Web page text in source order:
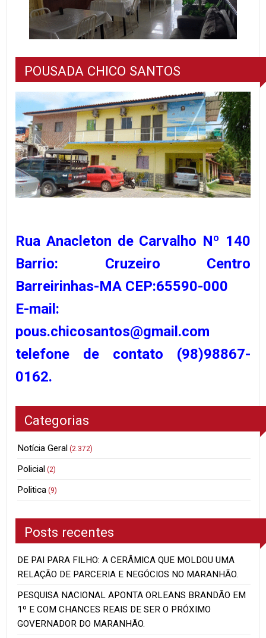
POUSADA CHICO SANTOS
Rua Anacleton de Carvalho Nº 140
Barrio: Cruzeiro Centro
Barreirinhas-MA CEP:65590-000
E-mail:
pous.chicosantos@gmail.com
telefone de contato (98)98867-
0162.
Categorias
Notícia Geral (2.372)
Policial (2)
Politica (9)
Posts recentes
DE PAI PARA FILHO: A CERÂMICA QUE MOLDOU UMA
RELAÇÃO DE PARCERIA E NEGÓCIOS NO MARANHÃO.
PESQUISA NACIONAL APONTA ORLEANS BRANDÃO EM
1º E COM CHANCES REAIS DE SER O PRÓXIMO
GOVERNADOR DO MARANHÃO.